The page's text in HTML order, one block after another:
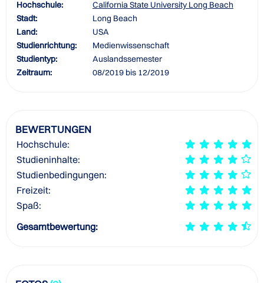
Hochschule:
California State University Long Beach
Stadt:
Long Beach
Land:
USA
Studienrichtung:
Medienwissenschaft
Studientyp:
Auslandssemester
Zeitraum:
08/2019 bis 12/2019
BEWERTUNGEN
Hochschule:
Studieninhalte:
Studienbedingungen:
Freizeit:
Spaß:
Gesamtbewertung: